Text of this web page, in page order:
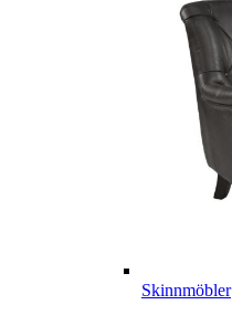
Skinnmöbler